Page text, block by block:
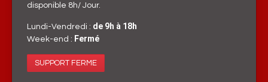
disponible 8h/ Jour.
Lundi-Vendredi : de 9h à 18h
Week-end : Fermé
SUPPORT FERME